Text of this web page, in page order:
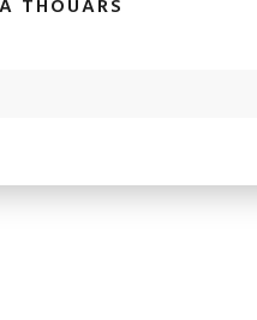
THOUARS